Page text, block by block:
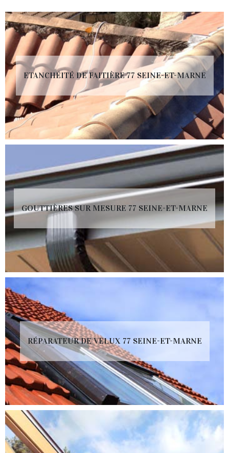
ETANCHÉITÉ DE FAITIÈRE 77 SEINE-ET-MARNE
GOUTTIÈRES SUR MESURE 77 SEINE-ET-MARNE
RÉPARATEUR DE VELUX 77 SEINE-ET-MARNE